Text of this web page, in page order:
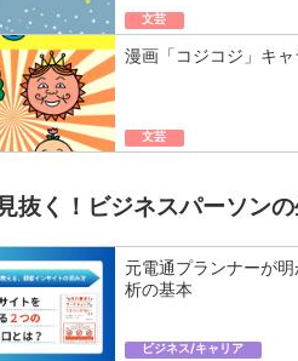
文芸
漫画「コジコジ」キ
文芸
抜く！ビジネスパーソン
元電通プランナーが
析の基本
ビジネス/キャリア